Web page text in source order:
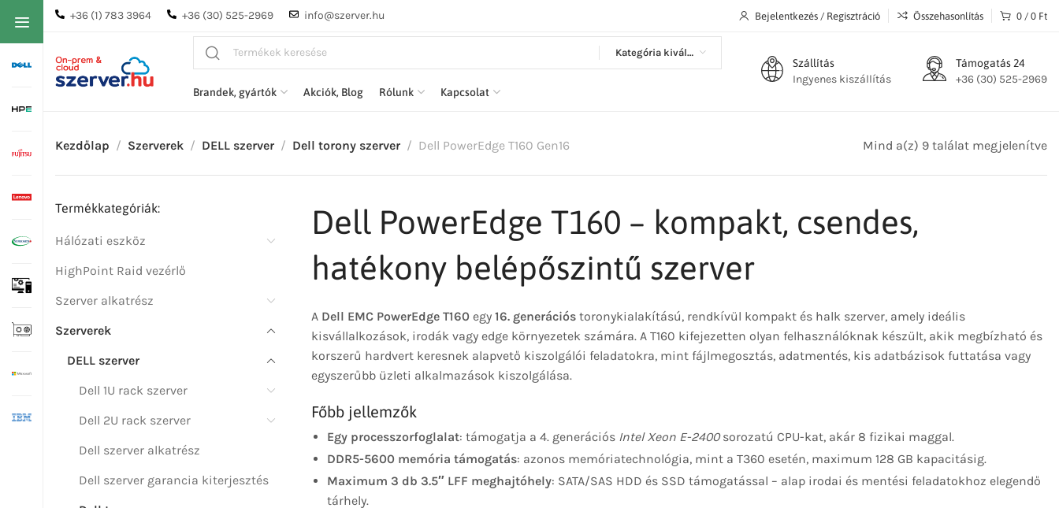
+36 (1) 783 3964 +36 (30) 525-2969 info@szerver.hu Bejelentkezés / Regisztráció Összehasonlítás 0 / 0 Ft
Kategória kiválasztása
Brandek, gyártók Akciók, Blog Rólunk Kapcsolat
Szállítás
Ingyenes kiszállítás
Támogatás 24
+36 (30) 525-2969
Kezdőlap Szerverek DELL szerver Dell torony szerver Dell PowerEdge T160 Gen16 Mind a(z) 9 találat megjelenítve
Termékkategóriák:
Hálózati eszköz
HighPoint Raid vezérlő
Szerver alkatrész
Szerverek
DELL szerver
Dell 1U rack szerver
Dell 2U rack szerver
Dell szerver alkatrész
Dell szerver garancia kiterjesztés
Dell PowerEdge T160 – kompakt, csendes,
hatékony belépőszintű szerver
A Dell EMC PowerEdge T160egy 16. generációstoronykialakítású, rendkívül kompakt és halk szerver, amely ideális
kisvállalkozások, irodák vagy edge környezetek számára. A T160 kifejezetten olyan felhasználóknak készült, akik megbízható és
korszerű hardvert keresnek alapvető kiszolgálói feladatokra, mint fájlmegosztás, adatmentés, kis adatbázisok futtatása vagy
egyszerűbb üzleti alkalmazások kiszolgálása.
Főbb jellemzők
Egy processzorfoglalat: támogatja a 4. generációs Intel Xeon E-2400sorozatú CPU-kat, akár 8 fizikai maggal.
DDR5-5600 memória támogatás: azonos memóriatechnológia, mint a T360 esetén, maximum 128 GB kapacitásig.
Maximum 3 db 3.5″ LFF meghajtóhely: SATA/SAS HDD és SSD támogatással – alap irodai és mentési feladatokhoz elegendő
tárhely.